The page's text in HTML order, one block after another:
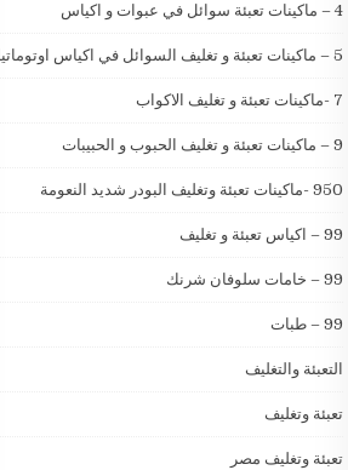
4 – ماكينات تعبئة سوائل في عبوات و اكياس
5 – ماكينات تعبئة و تغليف السوائل في اكياس اوتوماتيك
7 -ماكينات تعبئة و تغليف الاكواب
9 – ماكينات تعبئة و تغليف الحبوب و الحبيبات
950 -ماكينات تعبئة وتغليف البودر شديد النعومة
99 – اكياس تعبئة و تغليف
99 – خامات سلوفان شرنك
99 – طبات
التعبئة والتغليف
تعبئة وتغليف
تعبئة وتغليف مصر